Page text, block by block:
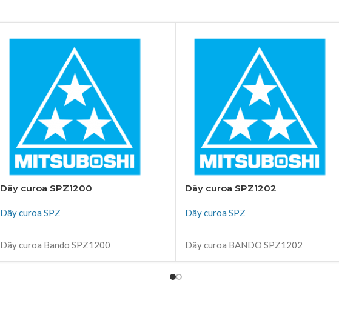
Dây curoa SPZ1200
Dây curoa SPZ
Dây curoa Bando SPZ1200
Dây curoa SPZ1202
Dây curoa SPZ
Dây curoa BANDO SPZ1202